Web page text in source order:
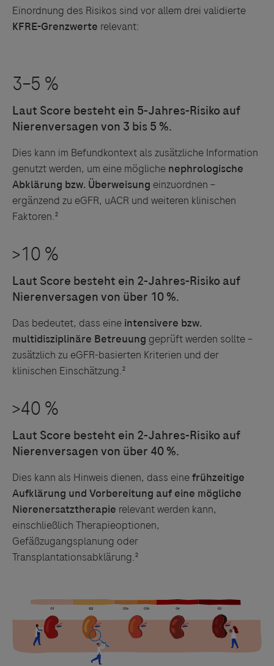
Einordnung des Risikos sind vor allem drei validierte
KFRE-Grenzwerte relevant:
Dies kann im Befundkontext als zusätzliche Information
genutzt werden, um eine mögliche nephrologische
Abklärung bzw. Überweisung einzuordnen –
ergänzend zu eGFR, uACR und weiteren klinischen
Faktoren.²
Dies kann als Hinweis dienen, dass einefrühzeitige
Aufklärung und Vorbereitung auf eine mögliche
Nierenersatztherapie relevant werden kann,
einschließlich Therapieoptionen,
Gefäßzugangsplanung oder
Transplantationsabklärung.²
Das bedeutet, dass eine intensivere bzw.
multidisziplinäre Betreuung geprüft werden sollte –
zusätzlich zu eGFR-basierten Kriterien und der
klinischen Einschätzung.²